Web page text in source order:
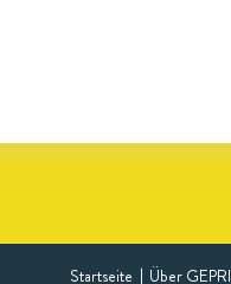
Startseite Über